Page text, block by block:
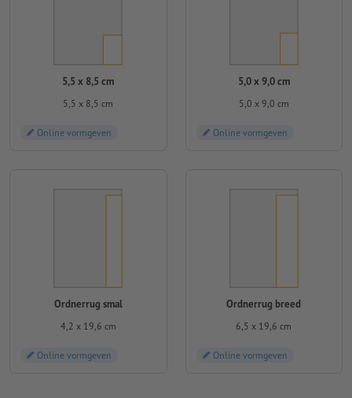
5,5 x 8,5 cm
5,5 x 8,5 cm
Online vormgeven
5,0 x 9,0 cm
5,0 x 9,0 cm
Online vormgeven
Ordnerrug smal
4,2 x 19,6 cm
Online vormgeven
Ordnerrug breed
6,5 x 19,6 cm
Online vormgeven